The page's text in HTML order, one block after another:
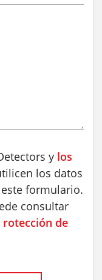
y los
los datos
formulario.
consultar
de